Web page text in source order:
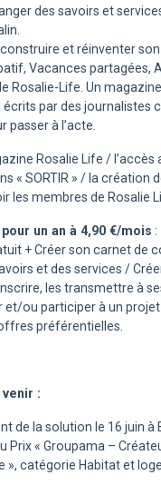
des savoirs et
et réinventer
Vacances partagées,
Rosalie-Life. Un
par des journalistes
passer à l’acte.
Rosalie Life / l’accès
« SORTIR » / la création
les membres de Rosalie
pour un an à 4,90 €/mois :
+ Créer son carnet de
et des services /
les transmettre à
et/ou participer à un
préférentielles.
:
de la solution le 16 juin à
Prix « Groupama –
», catégorie Habitat et